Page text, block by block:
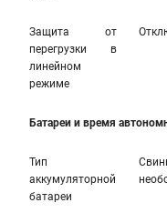
Защита от
перегрузки в
линейном
режиме
Батареи и время
Тип
аккумуляторной
батареи